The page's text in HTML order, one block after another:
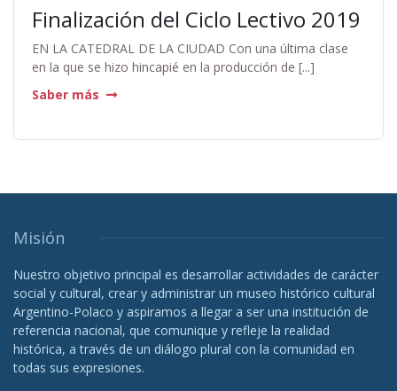
Finalización del Ciclo Lectivo 2019
EN LA CATEDRAL DE LA CIUDAD Con una última clase
en la que se hizo hincapié en la producción de [...]
Saber más
Misión
Nuestro objetivo principal es desarrollar actividades de carácter
social y cultural, crear y administrar un museo histórico cultural
Argentino-Polaco y aspiramos a llegar a ser una institución de
referencia nacional, que comunique y refleje la realidad
histórica, a través de un diálogo plural con la comunidad en
todas sus expresiones.